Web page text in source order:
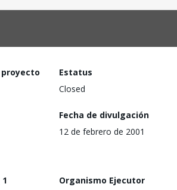
Estatus
Closed
Fecha de divulgación
12 de febrero de 2001
1
Organismo Ejecutor